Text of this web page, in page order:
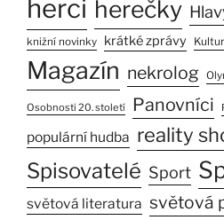
herci herečky
knižní novinky krátké zprávy
Magazín nekrolog
Osobnosti 20. století Panovníci
populární hudba reality
Spisovatelé Sport
světová literatura světová